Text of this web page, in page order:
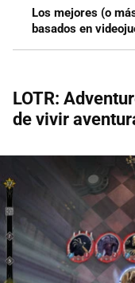
Los mejores (o
basados en
LOTR:
de vivir